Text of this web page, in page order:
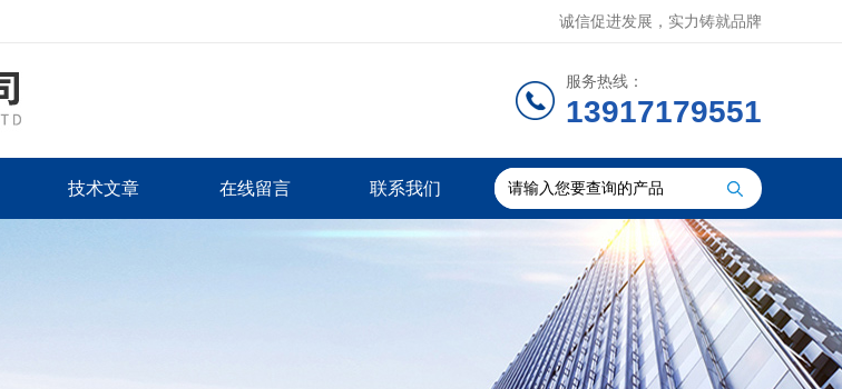
诚信促进发展，实力铸就品牌
服务热线：
13917179551
技术文章 在线留言 联系我们